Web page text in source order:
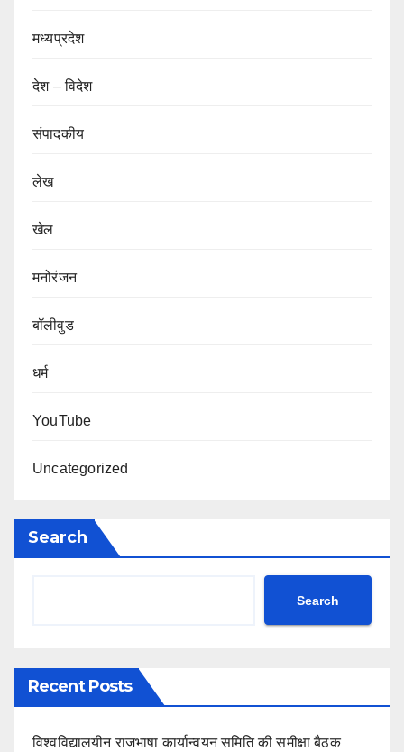
मध्यप्रदेश
देश – विदेश
संपादकीय
लेख
खेल
मनोरंजन
बॉलीवुड
धर्म
YouTube
Uncategorized
Search
Search
Recent Posts
विश्वविद्यालयीन राजभाषा कार्यान्वयन समिति की समीक्षा बैठक